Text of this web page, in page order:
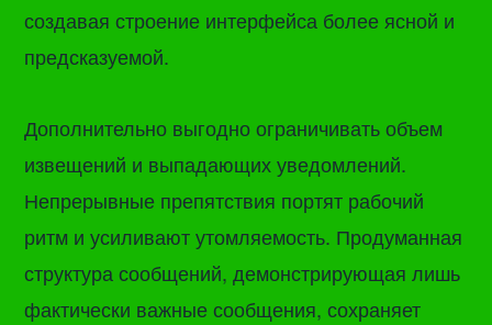
создавая строение интерфейса более ясной и
предсказуемой.
Дополнительно выгодно ограничивать объем
извещений и выпадающих уведомлений.
Непрерывные препятствия портят рабочий
ритм и усиливают утомляемость. Продуманная
структура сообщений, демонстрирующая лишь
фактически важные сообщения, сохраняет